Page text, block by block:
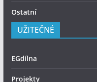
Ostatní
UŽITEČNÉ
EGdílna
Projekty